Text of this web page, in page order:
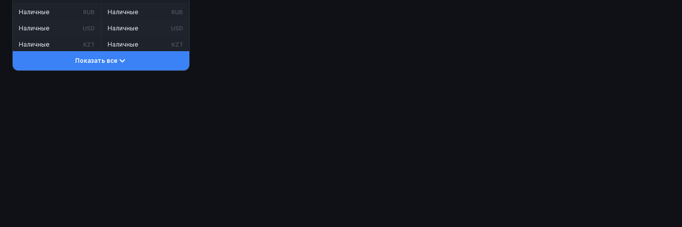
Наличные RUB
Наличные USD
Наличные KZT
Наличные RUB
Наличные USD
Наличные KZT
Показать все